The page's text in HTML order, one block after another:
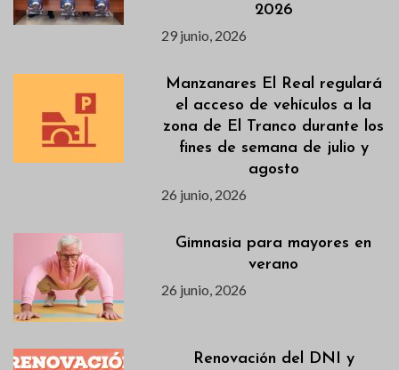
2026
29 junio, 2026
Manzanares El Real regulará
el acceso de vehículos a la
zona de El Tranco durante los
fines de semana de julio y
agosto
26 junio, 2026
Gimnasia para mayores en
verano
26 junio, 2026
Renovación del DNI y